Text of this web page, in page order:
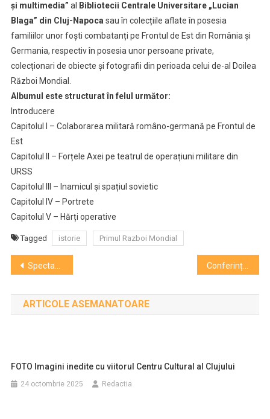
și multimedia” al
Bibliotecii Centrale Universitare „Lucian
Blaga” din Cluj-Napoca sau în colecțiile aflate în posesia
familiilor unor foști combatanți pe Frontul de Est din România și
Germania, respectiv în posesia unor persoane private,
colecționari de obiecte și fotografii din perioada celui de-al Doilea
Război Mondial.
Albumul este structurat în felul următor:
Introducere
Capitolul I – Colaborarea militară româno-germană pe Frontul de
Est
Capitolul II – Forțele Axei pe teatrul de operațiuni militare din
URSS
Capitolul III – Inamicul și spațiul sovietic
Capitolul IV – Portrete
Capitolul V – Hărți operative
Tagged istorie Primul Razboi Mondial
Navigare
în
articole
Spectacole pentru copii si adolescenți la Teatrul „Puck”
ARTICOLE ASEMANATOARE
FOTO Imagini inedite cu viitorul Centru Cultural al Clujului
24 octombrie 2025 Redactia